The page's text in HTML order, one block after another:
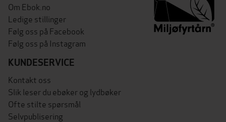
Om Ebok.no
Ledige stillinger
Følg oss på Facebook
Følg oss på Instagram
KUNDESERVICE
Kontakt oss
Slik leser du ebøker og lydbøker
Ofte stilte spørsmål
Selvpublisering